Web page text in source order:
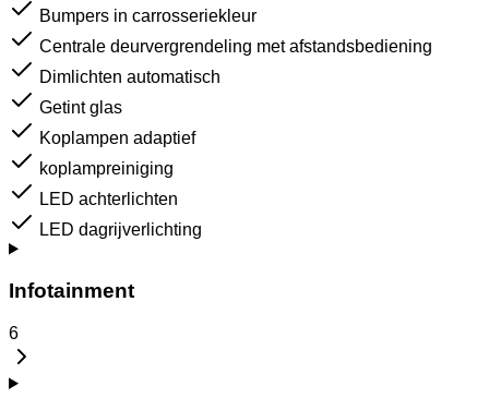
Bumpers in carrosseriekleur
Centrale deurvergrendeling met afstandsbediening
Dimlichten automatisch
Getint glas
Koplampen adaptief
koplampreiniging
LED achterlichten
LED dagrijverlichting
Infotainment
6